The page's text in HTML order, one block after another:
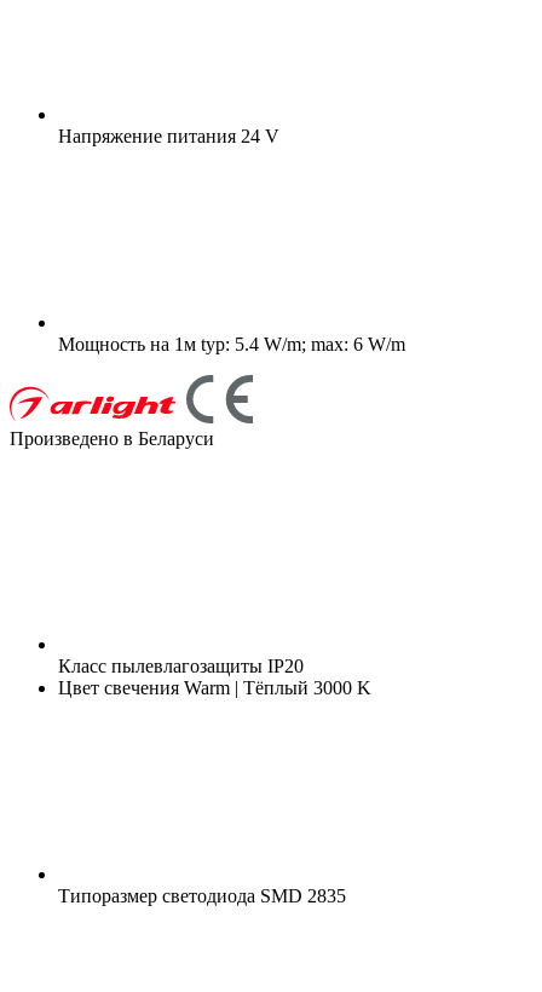
Напряжение питания 24 V
Мощность на 1м typ: 5.4 W/m; max: 6 W/m
Произведено в Беларуси
Класс пылевлагозащиты IP20
Цвет свечения Warm | Тёплый 3000 K
Типоразмер светодиода SMD 2835